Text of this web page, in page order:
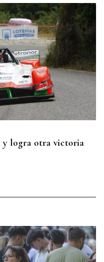
y logra otra victoria